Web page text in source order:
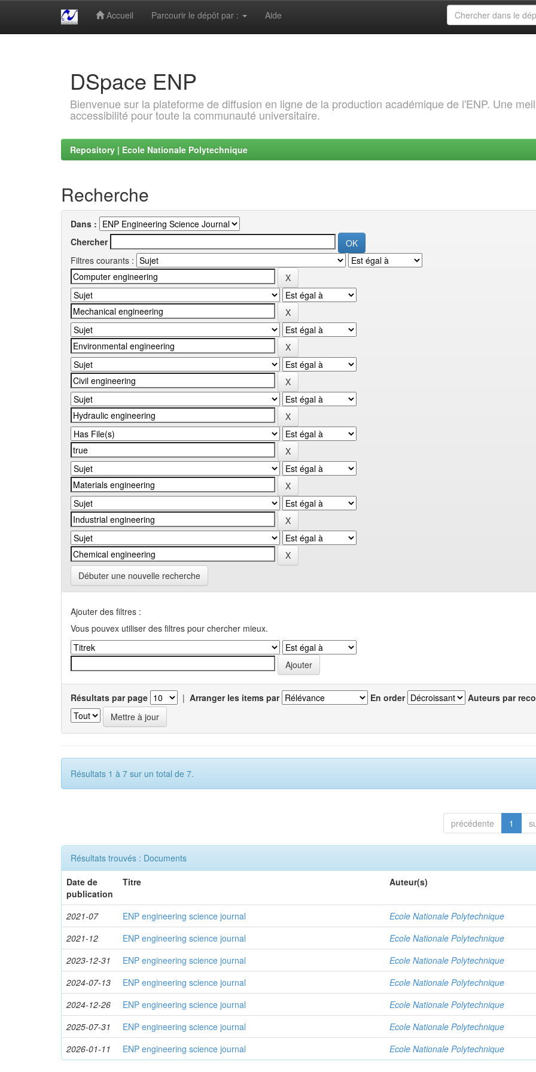
Accueil Parcourir le dépôt par : Aide
DSpace ENP
Bienvenue sur la plateforme de diffusion en ligne de la production académique de l'ENP. Une
accessibilité pour toute la communauté universitaire.
Repository | Ecole Nationale Polytechnique
Recherche
Dans :
Chercher
Filtres courants :
Débuter une nouvelle recherche
Ajouter des filtres :
Vous pouvex utiliser des filtres pour chercher mieux.
Résultats par page | Arranger les items par En order Auteurs par
Résultats 1 à 7 sur un total de 7.
précédente 1
Résultats trouvés : Documents
Date de
publication
Titre Auteur(s)
2021-07 ENP engineering science journal
Ecole Nationale Polytechnique
2021-12
ENP engineering science journal
Ecole Nationale Polytechnique
2023-12-31
ENP engineering science journal
Ecole Nationale Polytechnique
2024-07-13
ENP engineering science journal
Ecole Nationale Polytechnique
2024-12-26
ENP engineering science journal
Ecole Nationale Polytechnique
2025-07-31
ENP engineering science journal
Ecole Nationale Polytechnique
2026-01-11
ENP engineering science journal Ecole Nationale Polytechnique